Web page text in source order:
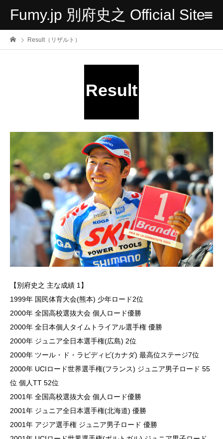
Fumy.jp 別府史之 Official Site
Result（リザルト）
Result
【別府史之 主な成績 1】
1999年 国民体育大会(熊本) 少年ロード2位
2000年 全国高校選抜大会 個人ロード優勝
2000年 全日本個人タイムトライアル選手権 優勝
2000年 ジュニア全日本選手権(広島) 2位
2000年 ツール・ド・ラビディビ(カナダ) 最高位ステージ7位
2000年 UCIロード世界選手権(フランス) ジュニア男子ロード 55
位 個人TT 52位
2001年 全国高校選抜大会 個人ロード優勝
2001年 ジュニア全日本選手権(北海道) 優勝
2001年 アジア選手権 ジュニア男子ロード 優勝